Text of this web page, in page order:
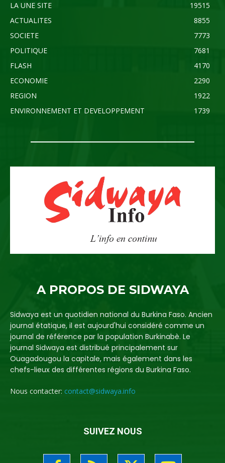
LA UNE SITE
19515
ACTUALITES
8855
SOCIETE
7773
POLITIQUE
7681
FLASH
4170
ECONOMIE
2290
REGION
1922
ENVIRONNEMENT ET DEVELOPPEMENT
1739
A PROPOS DE SIDWAYA
Sidwaya est un quotidien national du Burkina Faso. Ancien
journal étatique, il est aujourd'hui considéré comme un
journal de référence par la population Burkinabè. Le
journal Sidwaya est distribué principalement sur
Ouagadougou la capitale, mais également dans les
chefs-lieux des différentes régions du Burkina Faso.
Nous contacter: contact@sidwaya.info
SUIVEZ NOUS